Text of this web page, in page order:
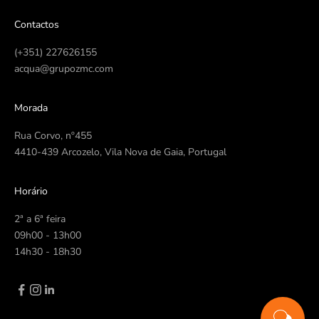
Contactos
(+351) 227626155
acqua@grupozmc.com
Morada
Rua Corvo, nº455
4410-439 Arcozelo, Vila Nova de Gaia, Portugal
Horário
2ª a 6ª feira
09h00 - 13h00
14h30 - 18h30